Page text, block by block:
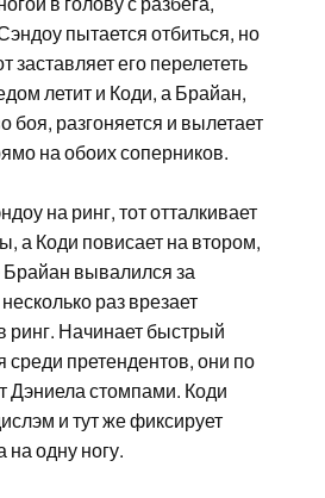
пытается отбиться, но
заставляет его перелететь
летит и Коди, а Брайан,
боя, разгоняется и вылетает
на обоих соперников.
на ринг, тот отталкивает
а Коди повисает на втором,
Брайан вывалился за
раз врезает
ринг. Начинает быстрый
претендентов, они по
Дэниела стомпами. Коди
и тут же фиксирует
на одну ногу.